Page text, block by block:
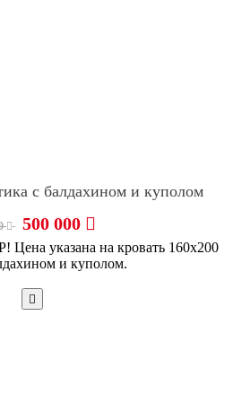
с балдахином и куполом
500 000
указана на кровать 160х200
и куполом.